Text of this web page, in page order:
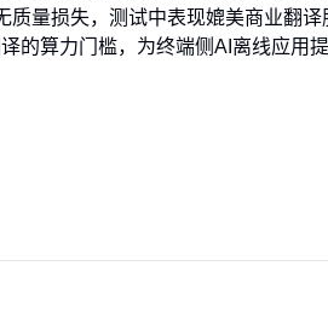
量损失，测试中表现媲美商业翻译
的算力门槛，为终端侧AI离线应用